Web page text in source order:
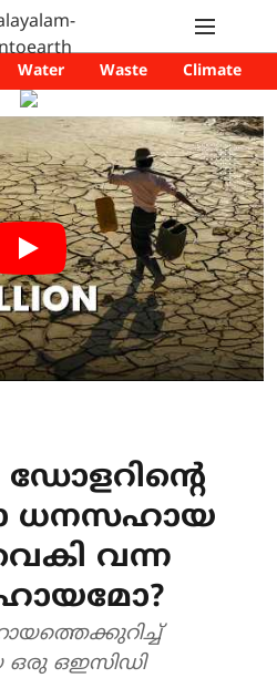
Water Waste Climate
ഡോളറിന്റെ
ധനസഹായ
വന്ന
ഒരു ഒഇസിഡി